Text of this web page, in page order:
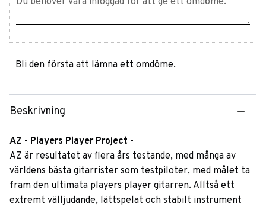
Bli den första att lämna ett omdöme.
Beskrivning
AZ - Players Player Project -
AZ är resultatet av flera års testande, med många av
världens bästa gitarrister som testpiloter, med målet ta
fram den ultimata players player gitarren. Alltså ett
extremt välljudande, lättspelat och stabilt instrument